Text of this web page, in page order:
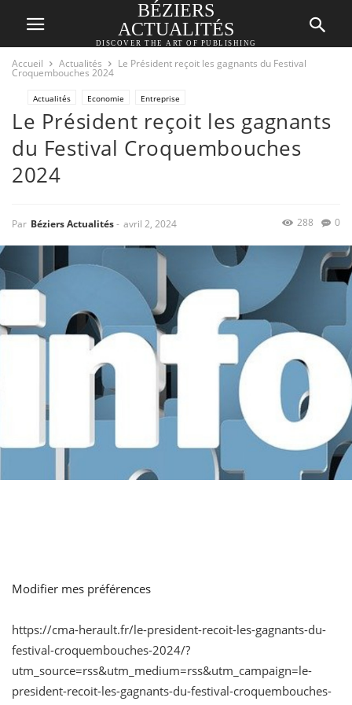
BÉZIERS
ACTUALITÉS
DISCOVER THE ART OF PUBLISHING
Accueil Actualités Le Président reçoit les gagnants du Festival
Croquembouches 2024
Actualités Economie Entreprise
Le Président reçoit les gagnants
du Festival Croquembouches
2024
Par Béziers Actualités- avril 2, 2024 0
288
Modifier mes préférences
https://cma-herault.fr/le-president-recoit-les-gagnants-du-
festival-croquembouches-2024/?
utm_source=rss&utm_medium=rss&utm_campaign=le-
president-recoit-les-gagnants-du-festival-croquembouches-